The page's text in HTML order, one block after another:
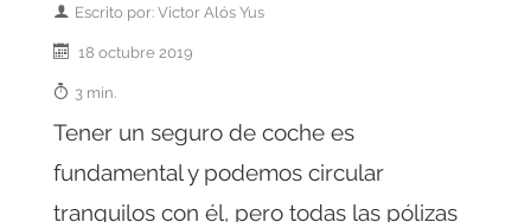
Escrito por: Victor Alós Yus
18 octubre 2019
3 min.
Tener un seguro de coche es
fundamental y podemos circular
tranquilos con él, pero todas las pólizas